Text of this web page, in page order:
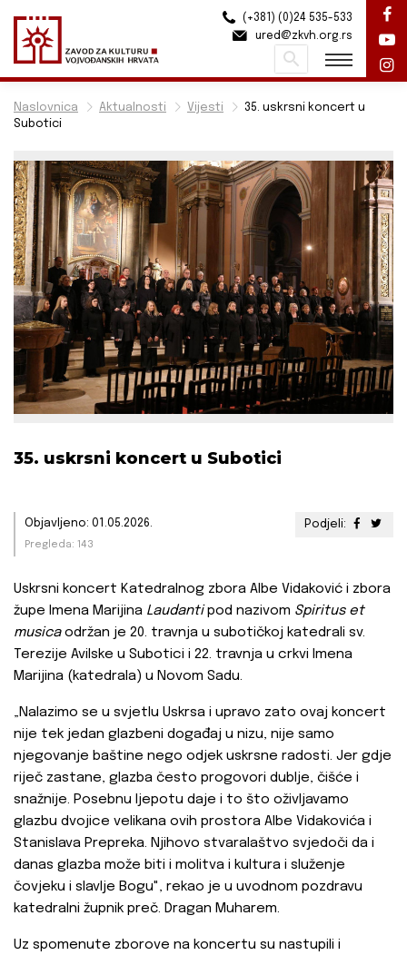
Naslovnica Aktualnosti Vijesti
35. uskrsni koncert u
Subotici
35. uskrsni koncert u Subotici
Podjeli:
Objavljeno: 01.05.2026.
Pregleda: 143
Uskrsni koncert Katedralnog zbora Albe Vidaković i zbora
župe Imena Marijina Laudantipod nazivom Spiritus et
musicaodržan je 20. travnja u subotičkoj katedrali sv.
Terezije Avilske u Subotici i 22. travnja u crkvi Imena
Marijina (katedrala) u Novom Sadu.
„Nalazimo se u svjetlu Uskrsa i upravo zato ovaj koncert
nije tek jedan glazbeni događaj u nizu, nije samo
njegovanje baštine nego odjek uskrsne radosti. Jer gdje
riječ zastane, glazba često progovori dublje, čišće i
snažnije. Posebnu ljepotu daje i to što oživljavamo
glazbu dvojice velikana ovih prostora Albe Vidakovića i
Stanislava Prepreka. Njihovo stvaralaštvo svjedoči da i
danas glazba može biti i molitva i kultura i služenje
čovjeku i slavlje Bogu", rekao je u uvodnom pozdravu
katedralni župnik preč. Dragan Muharem.
Uz spomenute zborove na koncertu su nastupili i
(+381) (0)24 535-533
ured@zkvh.org.rs
Pretraži